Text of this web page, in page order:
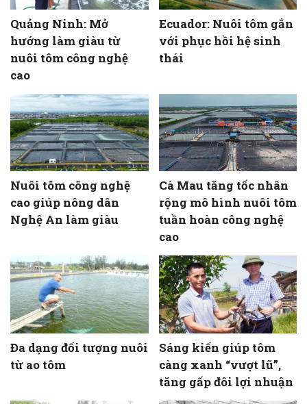
Quảng Ninh: Mở
hướng làm giàu từ
nuôi tôm công nghệ
cao
Ecuador: Nuôi tôm gắn
với phục hồi hệ sinh
thái
Nuôi tôm công nghệ
cao giúp nông dân
Nghệ An làm giàu
Cà Mau tăng tốc nhân
rộng mô hình nuôi tôm
tuần hoàn công nghệ
cao
Đa dạng đối tượng nuôi
từ ao tôm
Sáng kiến giúp tôm
càng xanh “vượt lũ”,
tăng gấp đôi lợi nhuận